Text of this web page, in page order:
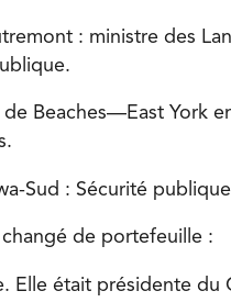
: ministre des
Beaches—East York
Sud : Sécurité
de portefeuille :
Elle était présidente du